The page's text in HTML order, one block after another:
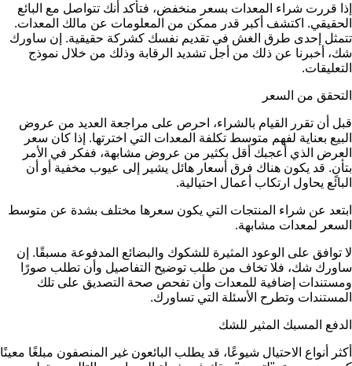
إذا قررت شراء المعدات بسعر منخفض، فتأكد أنك تتواصل مع البائع
الحقيقي. اكتشف أكبر قدر ممكن من المعلومات عن مالك المعدات.
تتمثل إحدى طرق الغش في تقديم نفسك كشركة حقيقية. إن ساورك
شك، أخبرنا عن ذلك من أجل تشديد الرقابة وذلك من خلال نموذج
التعليقات.
التحقق من السعر
قبل أن تقرر القيام بالشراء، احرص على مراجعة العديد من عروض
البيع بعناية لفهم متوسط تكلفة المعدات التي اخترتها. إذا كان سعر
العرض الذي أعجبك أقل بكثير من عروض مشابهة، ففكر في الأمر
بتأنٍ. قد يكون هناك فرق أسعار هائل يشير إلى عيوب مخفية أو أن
البائع يحاول ارتكاب أعمال احتيالية.
ابتعد عن شراء المنتجات التي يكون سعرها مختلف بشدة عن متوسط
السعر لمعدات مشابهة.
لا توافق على الوعود المثيرة للشكوك والبضائع المدفوعة مسبقًا. إن
ساورك شك، فلا تخاف من طلب توضيح التفاصيل وأن تطلب صورًا
ومستندات إضافية للمعدات وأن تفحص صحة التصديق على تلك
المستندات وتطرح الأسئلة التي تساورك.
الدفع المسبك المثير للشك
أكثر أنواع الاحتيال شيوعًا، قد يطلب البائعون غير المنصفون مبلغًا معينًا